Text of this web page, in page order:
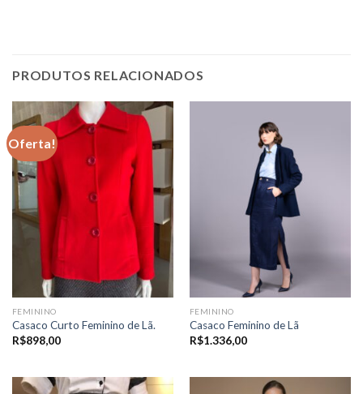
PRODUTOS RELACIONADOS
Oferta!
FEMININO
Casaco Curto Feminino de Lã.
R$898,00
FEMININO
Casaco Feminino de Lã
R$1.336,00